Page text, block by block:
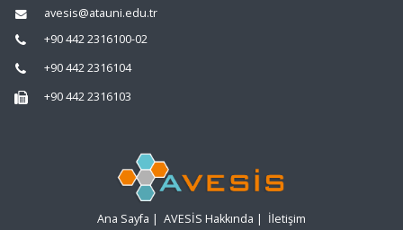
avesis@atauni.edu.tr
+90 442 2316100-02
+90 442 2316104
+90 442 2316103
Ana Sayfa | AVESİS Hakkında | İletişim